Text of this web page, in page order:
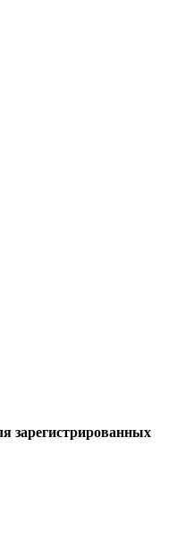
зарегистрированных